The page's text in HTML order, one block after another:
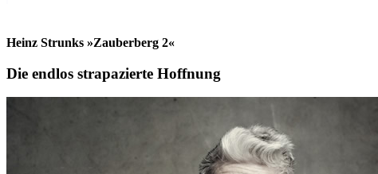
Heinz Strunks »Zauberberg 2«
Die endlos strapazierte Hoffnung